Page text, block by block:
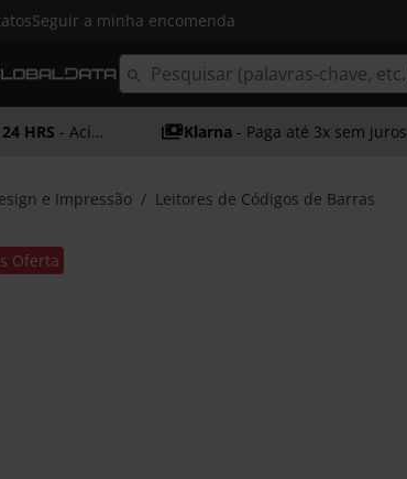
Seguir a minha encomenda
HRS - Acima dos 50€ Klarna - Paga até 3x sem juros
e Impressão Leitores de Códigos de Barras
Oferta